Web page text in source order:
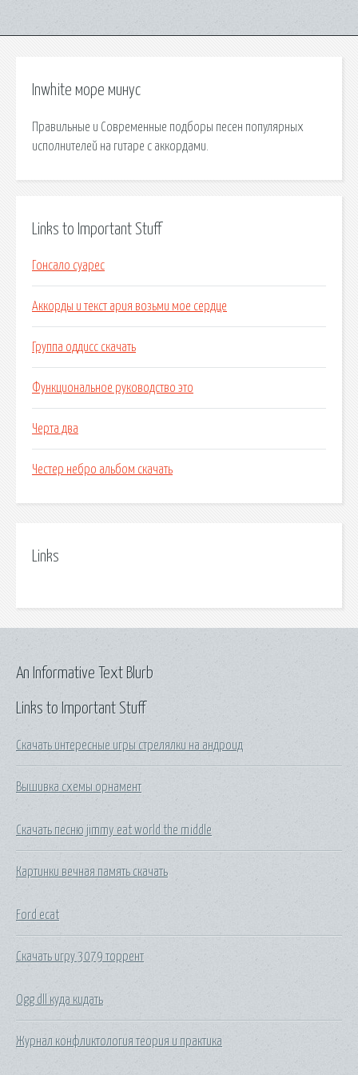
Inwhite море минус
Правильные и Современные подборы песен популярных
исполнителей на гитаре с аккордами.
Links to Important Stuff
Гонсало суарес
Аккорды и текст ария возьми мое сердце
Группа оддисс скачать
Функциональное руководство это
Черта два
Честер небро альбом скачать
Links
Links to Important Stuff
Скачать интересные игры стрелялки на андроид
Вышивка схемы орнамент
Скачать песню jimmy eat world the middle
Картинки вечная память скачать
Ford ecat
Скачать игру 3079 торрент
Ogg dll куда кидать
Журнал конфликтология теория и практика
An Informative Text Blurb